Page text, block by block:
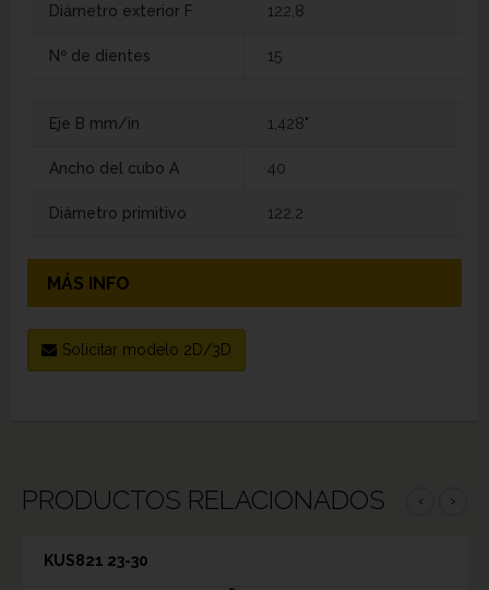
Diámetro exterior F 122,8
Nº de dientes 15
Eje B mm/in 1,428"
Ancho del cubo A 40
Diámetro primitivo 122,2
MÁS INFO
Solicitar modelo 2D/3D
PRODUCTOS RELACIONADOS ‹ ›
KUS821 23-30